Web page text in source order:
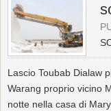
Lascio Toubab Dialaw
Warang proprio vicino
notte nella casa di